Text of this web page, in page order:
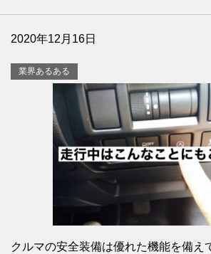
2020年12月16日
業界あるある
クルマの安全装備は優れた機能を備え